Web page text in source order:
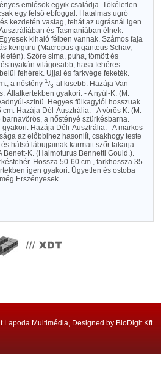
emlősök egyik családja. Tökéletlen
egy felső ebfoggal. Hatalmas ugró
kezdetén vastag, tehát az ugrásnál igen
és Tasmaniában élnek.
kihaló félben vannak. Számos faja
kenguru (Macropus giganteus Schav,
Szőre sima, puha, tömött és
nyakán világosabb, hasa fehéres.
fehérek. Ujjai és farkvége feketék.
a nőstény 1/3-al kisebb. Hazája Van-
Állatkertekben gyakori. - A nyúl-K. (M.
szinü. Hegyes fülkagylói hosszuak.
Hazája Dél-Ausztrália. - A vörös K. (M.
barnavörös, a nőstényé szürkésbarna.
Hazája Déli-Ausztrália. - A markos
az előbbihez hasonlít, csakhogy teste
hátsó lábujjainak karmait szőr takarja.
Benett-K. (Halmoturus Bennetti Gould.).
Hossza 50-60 cm., farkhossza 35
igen gyakori. Ügyetlen és ostoba
Erszényesek.
Multimédia, Designed by BioDigit Kft.